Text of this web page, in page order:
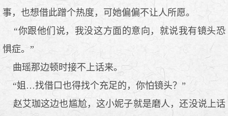
事，也想借此蹭个热度，可她偏偏不让人所愿。
“你跟他们说，我没这方面的意向，就说我有镜头恐
惧症。”
曲瑶那边顿时接不上话来。
“姐…找借口也得找个充足的，你怕镜头？”
赵艾珈这边也尴尬，这小妮子就是磨人，还没说上话